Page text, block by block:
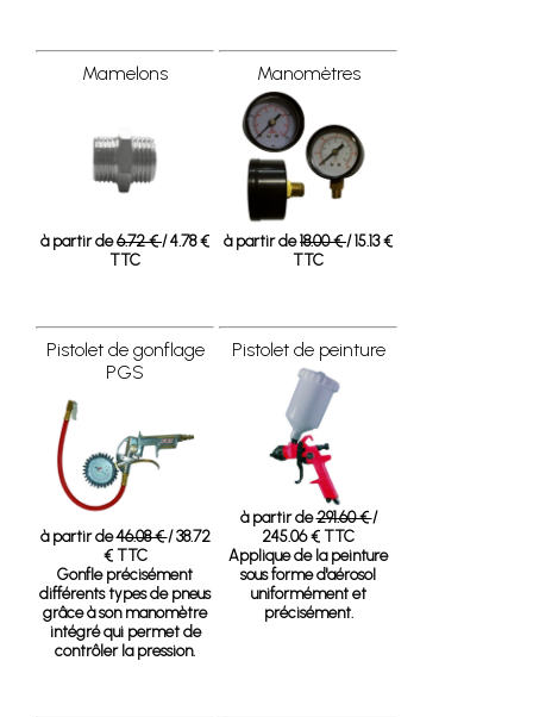
Mamelons
à partir de6.72 €/ 4.78 €
TTC
Manomètres
à partir de18.00 €/ 15.13 €
TTC
Pistolet de gonflage
PGS
à partir de46.08 €/ 38.72
€ TTC
Gonfle précisément
différents types de pneus
grâce à son manomètre
intégré qui permet de
contrôler la pression.
Pistolet de peinture
à partir de291.60 €/
245.06 € TTC
Applique de la peinture
sous forme d'aérosol
uniformément et
précisément.